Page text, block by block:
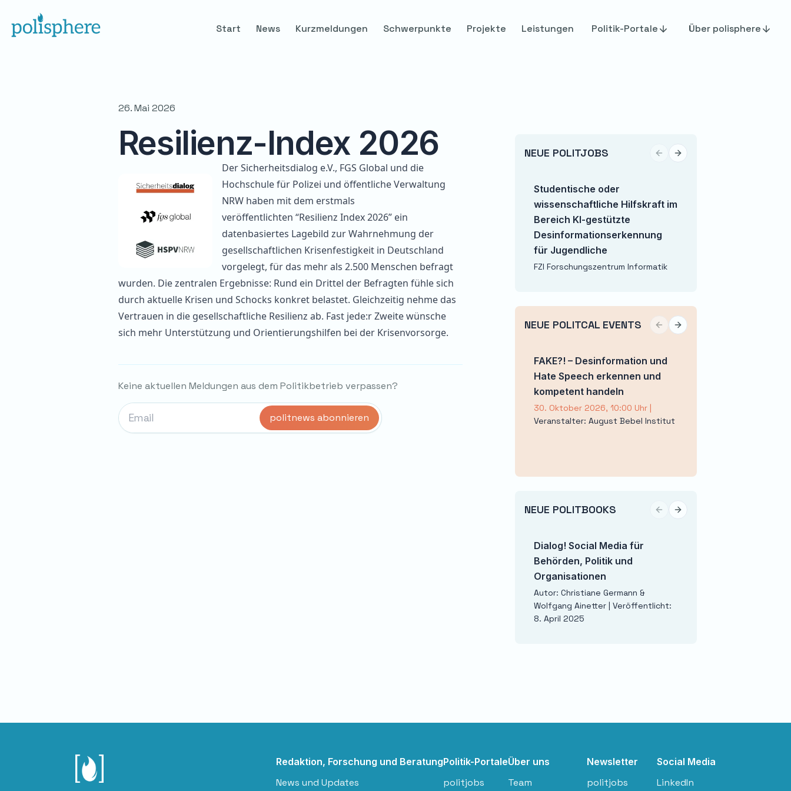
Start News Kurzmeldungen Schwerpunkte Projekte Leistungen Politik-Portale Über polisphere
26. Mai 2026
Resilienz-Index 2026
Der Sicherheitsdialog e.V., FGS Global und die
Hochschule für Polizei und öffentliche Verwaltung
NRW haben mit dem erstmals
veröffentlichten “Resilienz Index 2026”ein
datenbasiertes Lagebild zur Wahrnehmung der
gesellschaftlichen Krisenfestigkeit in Deutschland
vorgelegt, für das mehr als 2.500 Menschen befragt
wurden. Die zentralen Ergebnisse: Rund ein Drittel der Befragten fühle sich
durch aktuelle Krisen und Schocks konkret belastet. Gleichzeitig nehme das
Vertrauen in die gesellschaftliche Resilienz ab. Fast jede:r Zweite wünsche
sich mehr Unterstützung und Orientierungshilfen bei der Krisenvorsorge.
Keine aktuellen Meldungen aus dem Politikbetrieb verpassen?
NEUE POLITJOBS Previous slide
Next slide
Studentische oder
wissenschaftliche Hilfskraft im
Bereich KI-gestützte
Desinformationserkennung
für Jugendliche
FZI Forschungszentrum Informatik
NEUE POLITCAL EVENTS Previous slide
Next slide
FAKE?! – Desinformation und
Hate Speech erkennen und
kompetent handeln
30. Oktober 2026, 10:00 Uhr|
Veranstalter: August Bebel Institut
NEUE POLITBOOKS Previous slide
Next slide
Dialog! Social Media für
Behörden, Politik und
Organisationen
Autor: Christiane Germann &
Wolfgang Ainetter | Veröffentlicht:
8. April 2025
Redaktion, Forschung und Beratung
News und Updates
Politik-Portale
politjobs
Über uns
Team
Newsletter
politjobs
Social Media
LinkedIn